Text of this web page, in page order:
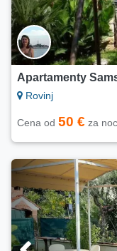
Apartamenty
Rovinj
Cena od 50 € za noc